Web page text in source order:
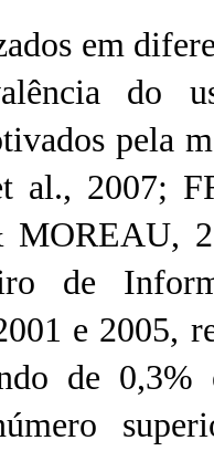
em
do
pela
al., 2007;
MOREAU,
de
e 2005,
de